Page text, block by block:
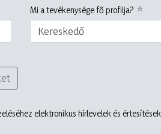
Mi a tevékenysége fő profilja?
Kereskedő
elektronikus hírlevelek és értesítések